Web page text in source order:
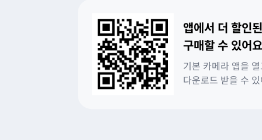
앱에서 더 할인
구매할 수 있어
기본 카메라 앱을
다운로드 받을 수